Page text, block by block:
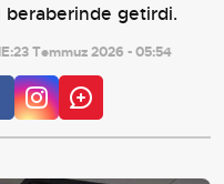
beraberinde getirdi.
23 Temmuz 2026 - 05:54